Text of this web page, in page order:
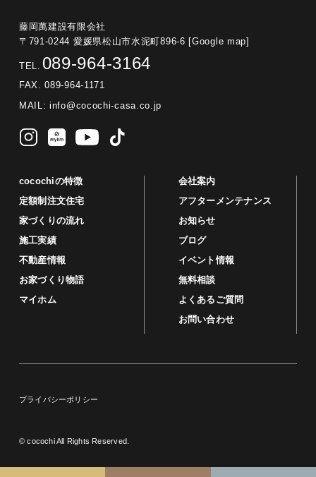
藤岡萬建設有限会社
〒791-0244 愛媛県松山市水泥町896-6 [Google map]
TEL. 089-964-3164
FAX. 089-964-1171
MAIL: info@cocochi-casa.co.jp
cocochiの特徴
定額制注文住宅
家づくりの流れ
施工実績
不動産情報
お家づくり物語
マイホム
会社案内
アフターメンテナンス
お知らせ
ブログ
イベント情報
無料相談
よくあるご質問
お問い合わせ
プライバシーポリシー
© cocochi All Rights Reserved.